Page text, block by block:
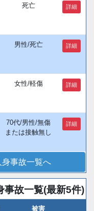
死亡 詳細
男性/死亡 詳細
女性/軽傷 詳細
70代/男性/無傷
または接触無し
詳細
事故一覧へ
事故一覧(最新5件)
被害